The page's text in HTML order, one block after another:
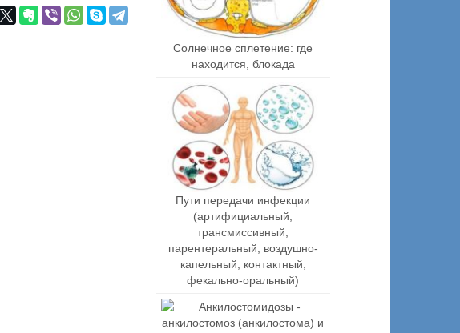
Солнечное сплетение: где
находится, блокада
Пути передачи инфекции
(артифициальный,
трансмиссивный,
парентеральный, воздушно-
капельный, контактный,
фекально-оральный)